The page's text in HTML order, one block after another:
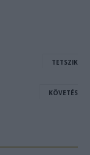
TETSZIK
KÖVETÉS